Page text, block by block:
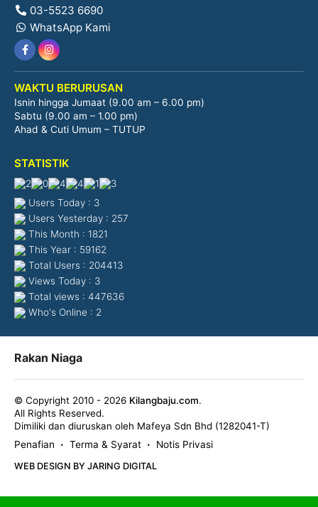
03-5523 6690
WhatsApp Kami
WAKTU BERURUSAN
Isnin hingga Jumaat (9.00 am – 6.00 pm)
Sabtu (9.00 am – 1.00 pm)
Ahad & Cuti Umum – TUTUP
STATISTIK
Users Today : 3
Users Yesterday : 257
This Month : 1821
This Year : 59162
Total Users : 204413
Views Today : 3
Total views : 447636
Who's Online : 2
Rakan Niaga
© Copyright 2010 - 2026 Kilangbaju.com.
All Rights Reserved.
Dimiliki dan diuruskan oleh Mafeya Sdn Bhd (1282041-T)
Penafian
• Terma & Syarat • Notis Privasi
WEB DESIGN BY JARING DIGITAL